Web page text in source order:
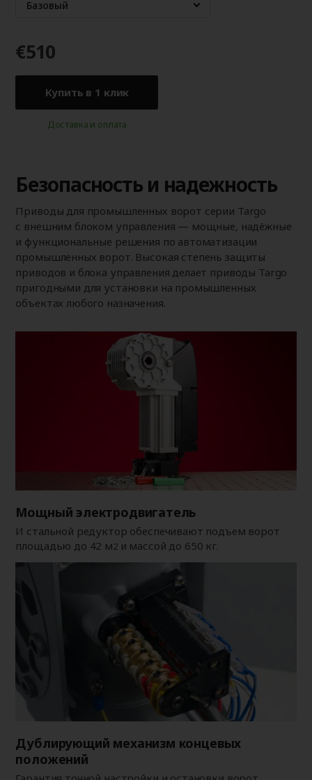
Базовый
€510
Купить в 1 клик
Доставка и оплата
Безопасность и надежность
Приводы для промышленных ворот серии Targo
с внешним блоком управления — мощные, надёжные
и функциональные решения по автоматизации
промышленных ворот. Высокая степень защиты
приводов и блока управления делает приводы Targo
пригодными для установки на промышленных
объектах любого назначения.
Мощный электродвигатель
И стальной редуктор обеспечивают подъем ворот
площадью до 42 м2и массой до 650 кг.
Дублирующий механизм концевых
положений